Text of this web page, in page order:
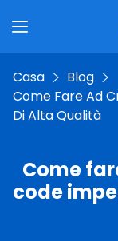
Casa
Blog
Come Fare Ad
Di Alta Qualità
Come
code